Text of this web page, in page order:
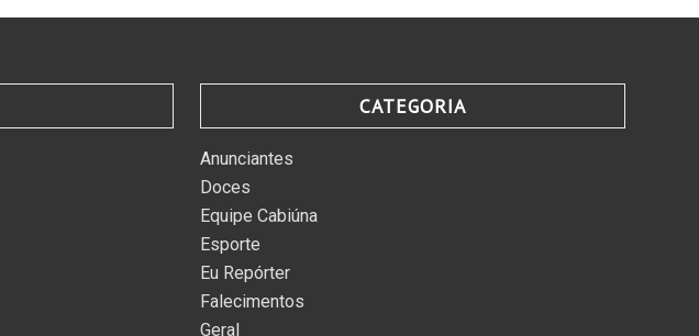
CATEGORIA
Anunciantes
Doces
Equipe Cabiúna
Esporte
Eu Repórter
Falecimentos
Geral